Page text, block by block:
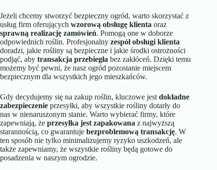
Jeżeli chcemy stworzyć bezpieczny ogród, warto skorzystać z
usług firm oferujących wzorową obsługę klienta oraz
sprawną realizację zamówień. Pomogą one w doborze
odpowiednich roślin. Profesjonalny zespół obsługi klienta
doradzi, jakie rośliny są bezpieczne i jakie środki ostrożności
podjąć, aby transakcja przebiegła bez zakłóceń. Dzięki temu
możemy być pewni, że nasz ogród pozostanie miejscem
bezpiecznym dla wszystkich jego mieszkańców.
Gdy decydujemy się na zakup roślin, kluczowe jest dokładne
zabezpieczenie przesyłki, aby wszystkie rośliny dotarły do
nas w nienaruszonym stanie. Warto wybierać firmy, które
zapewniają, że przesyłka jest zapakowana z najwyższą
starannością, co gwarantuje bezproblemową transakcję. W
ten sposób nie tylko minimalizujemy ryzyko uszkodzeń, ale
także zapewniamy, że wszystkie rośliny będą gotowe do
posadzenia w naszym ogrodzie.